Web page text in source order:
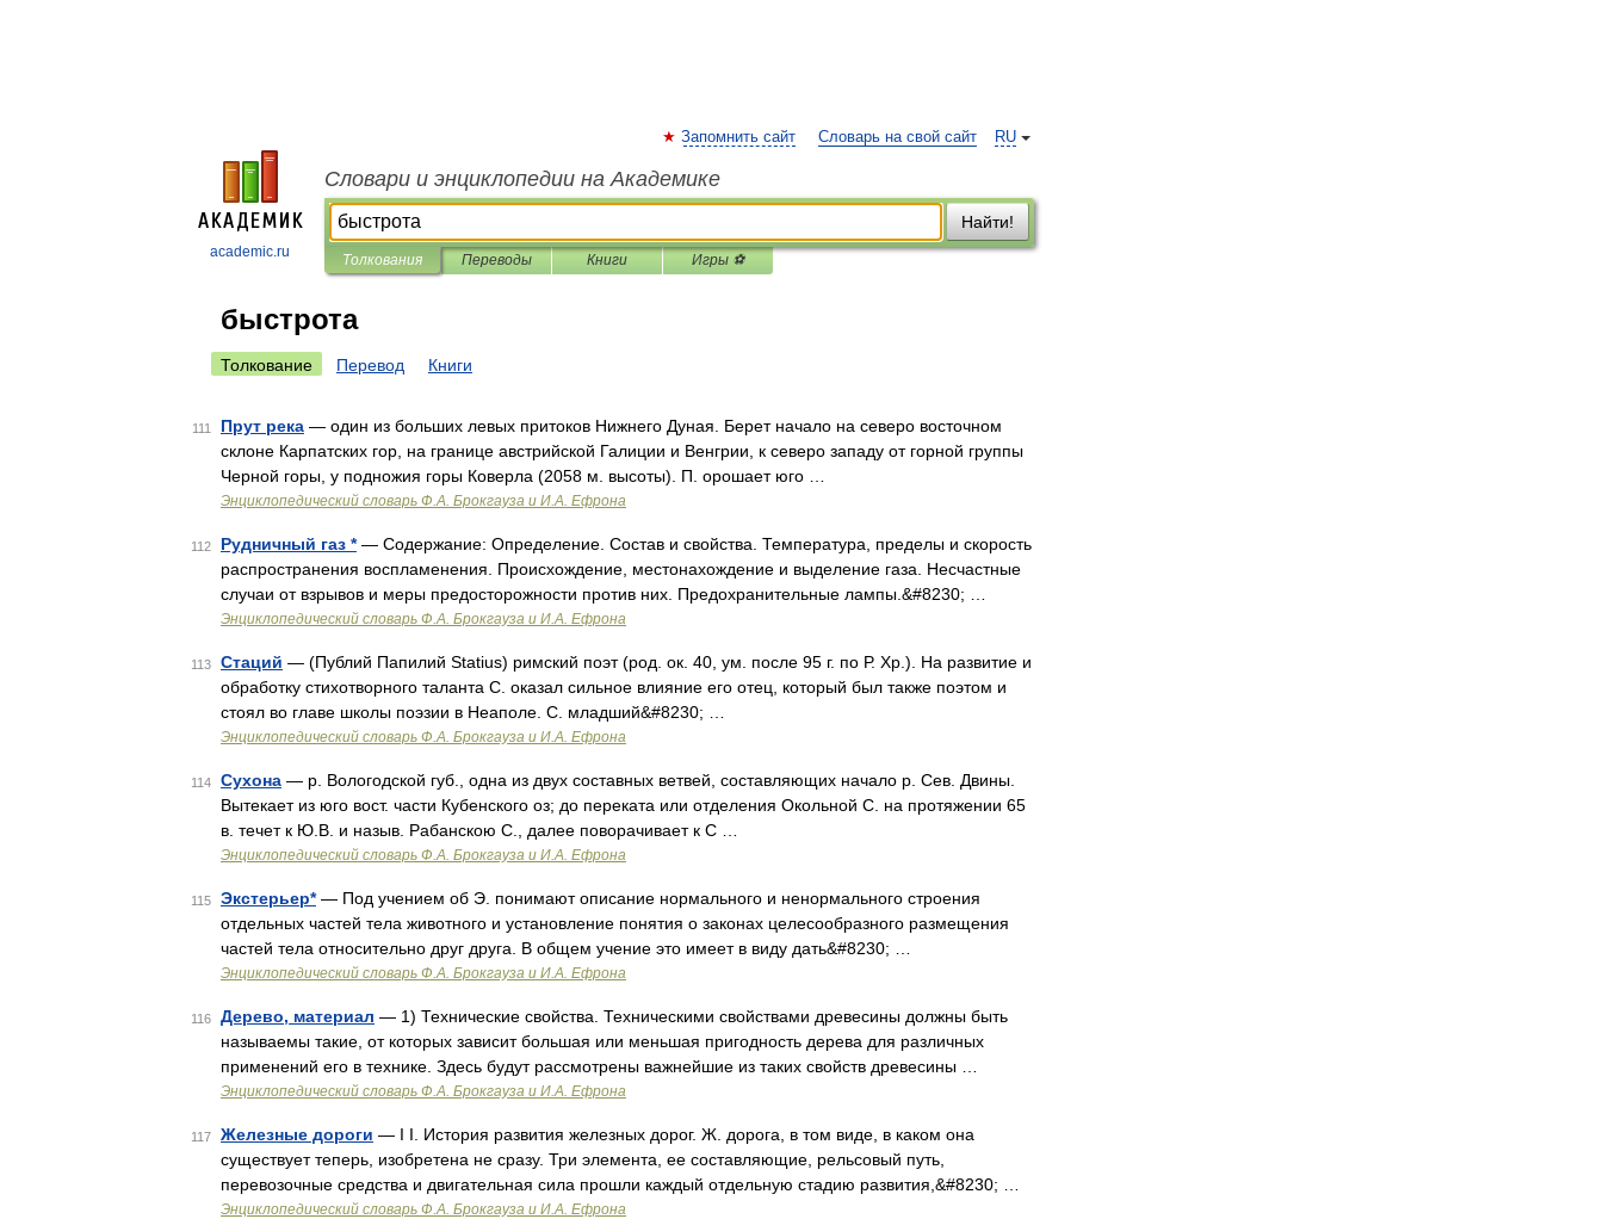
academic.ru
RU
Запомнить сайт Словарь на свой сайт
Словари и энциклопедии на Академике
Найти!
Толкования Переводы Книги Игры ⚽
быстрота
Толкование Перевод Книги
111 Прут река — один из больших левых притоков Нижнего Дуная. Берет начало на северо восточном
склоне Карпатских гор, на границе австрийской Галиции и Венгрии, к северо западу от горной группы
Черной горы, у подножия горы Коверла (2058 м. высоты). П. орошает юго …
Энциклопедический словарь Ф.А. Брокгауза и И.А. Ефрона
112 Рудничный газ *— Содержание: Определение. Состав и свойства. Температура, пределы и скорость
распространения воспламенения. Происхождение, местонахождение и выделение газа. Несчастные
случаи от взрывов и меры предосторожности против них. Предохранительные лампы.&#8230; …
Энциклопедический словарь Ф.А. Брокгауза и И.А. Ефрона
113 Стаций — (Публий Папилий Statius) римский поэт (род. ок. 40, ум. после 95 г. по Р. Хр.). На развитие и
обработку стихотворного таланта С. оказал сильное влияние его отец, который был также поэтом и
стоял во главе школы поэзии в Неаполе. С. младший&#8230; …
Энциклопедический словарь Ф.А. Брокгауза и И.А. Ефрона
114 Сухона — р. Вологодской губ., одна из двух составных ветвей, составляющих начало р. Сев. Двины.
Вытекает из юго вост. части Кубенского оз; до переката или отделения Окольной С. на протяжении 65
в. течет к Ю.В. и назыв. Рабанскою С., далее поворачивает к С …
Энциклопедический словарь Ф.А. Брокгауза и И.А. Ефрона
115 Экстерьер*— Под учением об Э. понимают описание нормального и ненормального строения
отдельных частей тела животного и установление понятия о законах целесообразного размещения
частей тела относительно друг друга. В общем учение это имеет в виду дать&#8230; …
Энциклопедический словарь Ф.А. Брокгауза и И.А. Ефрона
116 Дерево, материал — 1) Технические свойства. Техническими свойствами древесины должны быть
называемы такие, от которых зависит большая или меньшая пригодность дерева для различных
применений его в технике. Здесь будут рассмотрены важнейшие из таких свойств древесины …
Энциклопедический словарь Ф.А. Брокгауза и И.А. Ефрона
117 Железные дороги — I I. История развития железных дорог. Ж. дорога, в том виде, в каком она
существует теперь, изобретена не сразу. Три элемента, ее составляющие, рельсовый путь,
перевозочные средства и двигательная сила прошли каждый отдельную стадию развития,&#8230; …
Энциклопедический словарь Ф.А. Брокгауза и И.А. Ефрона